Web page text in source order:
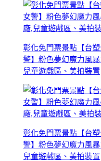
彰化免門票景點【台
警】粉色夢幻魔力風
兒童遊戲區、美拍裝置
彰化免門票景點【台
警】粉色夢幻魔力風
兒童遊戲區、美拍裝置